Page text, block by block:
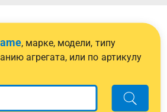
, марке, модели, типу
агрегата, или по артикулу